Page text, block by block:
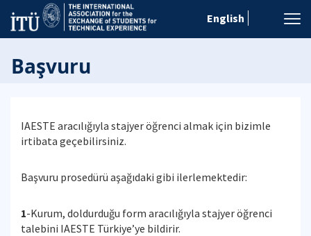
English
Başvuru
IAESTE aracılığıyla stajyer öğrenci almak için bizimle
irtibata geçebilirsiniz.
Başvuru prosedürü aşağıdaki gibi ilerlemektedir:
1-Kurum, doldurduğu form aracılığıyla stajyer öğrenci
talebini IAESTE Türkiye’ye bildirir.